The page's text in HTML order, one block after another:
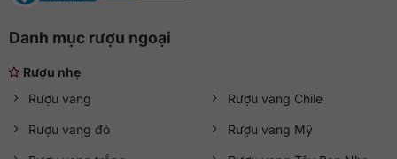
Danh mục rượu ngoại
Rượu nhẹ
Rượu vang
Rượu vang đỏ
Rượu vang Chile
Rượu vang Mỹ